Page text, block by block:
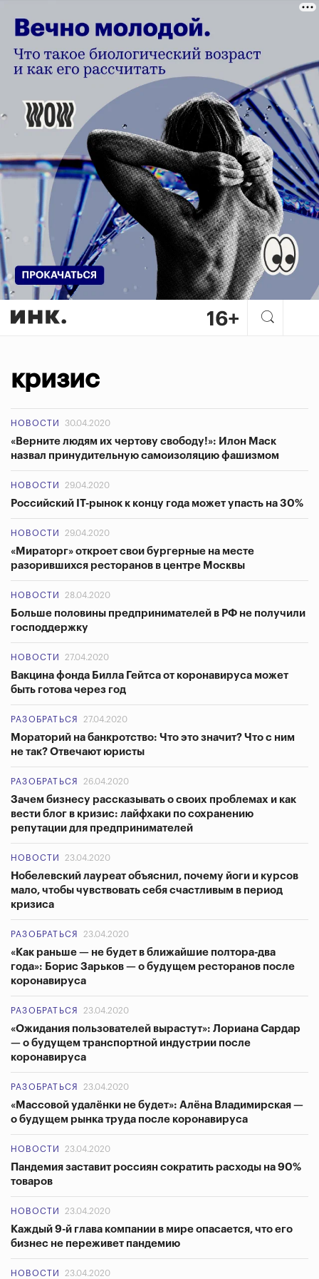
кризис
НОВОСТИ 30.04.2020
«Верните людям их чертову свободу!»: Илон Маск
назвал принудительную самоизоляцию фашизмом
НОВОСТИ 29.04.2020
Российский IT-рынок к концу года может упасть на 30%
НОВОСТИ 29.04.2020
«Мираторг» откроет свои бургерные на месте
разорившихся ресторанов в центре Москвы
НОВОСТИ 28.04.2020
Больше половины предпринимателей в РФ не получили
господдержку
НОВОСТИ 27.04.2020
Вакцина фонда Билла Гейтса от коронавируса может
быть готова через год
РАЗОБРАТЬСЯ 27.04.2020
Мораторий на банкротство: Что это значит? Что с ним
не так? Отвечают юристы
РАЗОБРАТЬСЯ 26.04.2020
Зачем бизнесу рассказывать о своих проблемах и как
вести блог в кризис: лайфхаки по сохранению
репутации для предпринимателей
НОВОСТИ 23.04.2020
Нобелевский лауреат объяснил, почему йоги и курсов
мало, чтобы чувствовать себя счастливым в период
кризиса
РАЗОБРАТЬСЯ 23.04.2020
«Как раньше — не будет в ближайшие полтора-два
года»: Борис Зарьков — о будущем ресторанов после
коронавируса
РАЗОБРАТЬСЯ 23.04.2020
«Ожидания пользователей вырастут»: Лориана Сардар
— о будущем транспортной индустрии после
коронавируса
РАЗОБРАТЬСЯ 23.04.2020
«Массовой удалёнки не будет»: Алёна Владимирская —
о будущем рынка труда после коронавируса
НОВОСТИ 23.04.2020
Пандемия заставит россиян сократить расходы на 90%
товаров
НОВОСТИ 23.04.2020
Каждый 9-й глава компании в мире опасается, что его
бизнес не переживет пандемию
НОВОСТИ 23.04.2020